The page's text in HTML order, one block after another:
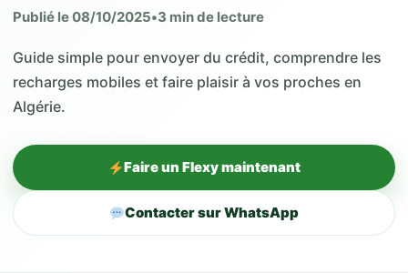
Publié le 08/10/2025•3 min de lecture
Guide simple pour envoyer du crédit, comprendre les
recharges mobiles et faire plaisir à vos proches en
Algérie.
Faire un Flexy maintenant
Contacter sur WhatsApp